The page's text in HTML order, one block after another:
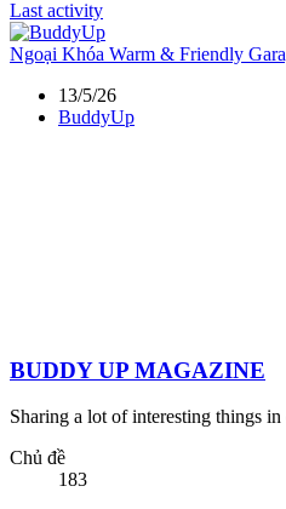
Last activity
Ngoại Khóa Warm & Friendly
13/5/26
BuddyUp
BUDDY UP MAGAZINE
Sharing a lot of interesting things
Chủ đề
183